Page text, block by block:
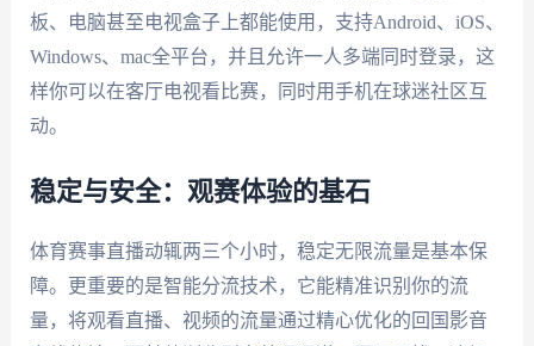
板、电脑甚至电视盒子上都能使用，支持Android、iOS、
Windows、mac全平台，并且允许一人多端同时登录，这
样你可以在客厅电视看比赛，同时用手机在球迷社区互
动。
稳定与安全：观赛体验的基石
体育赛事直播动辄两三个小时，稳定无限流量是基本保
障。更重要的是智能分流技术，它能精准识别你的流
量，将观看直播、视频的流量通过精心优化的回国影音